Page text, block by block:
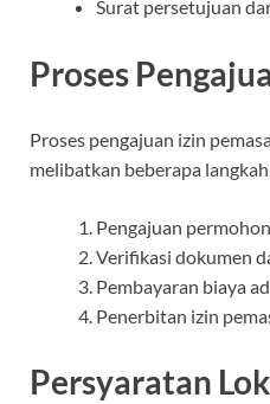
Surat persetujuan
Proses
Proses pengajuan izin
melibatkan beberapa
Pengajuan
Verifikasi dokumen
Pembayaran biaya
Penerbitan izin
Persyaratan